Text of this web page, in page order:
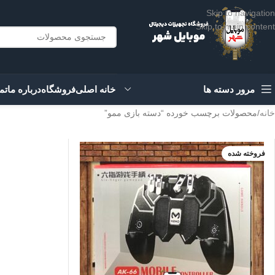
Skip to navigation
Skip to main content
مرور دسته ها خانه اصلیفروشگاهدرباره ما
خانه محصولات برچسب خورده “دسته بازی ممو”
فروخته شده